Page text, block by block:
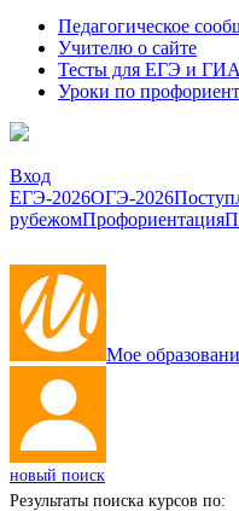
Педагогическое
Учителю о сайте
Тесты для ЕГЭ и ГИА
Уроки по
Вход
ЕГЭ-2026ОГЭ-2026
рубежомПрофориентация
Мое
новый поиск
Результаты поиска курсов по: